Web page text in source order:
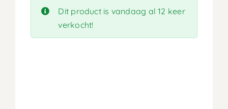
Dit product is vandaag al 12 keer
verkocht!